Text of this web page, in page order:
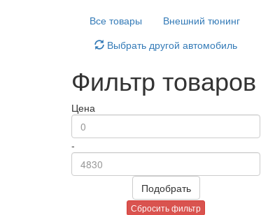
Все товары
Внешний тюнинг
Выбрать другой автомобиль
Фильтр товаров
Цена
-
Подобрать
Сбросить фильтр